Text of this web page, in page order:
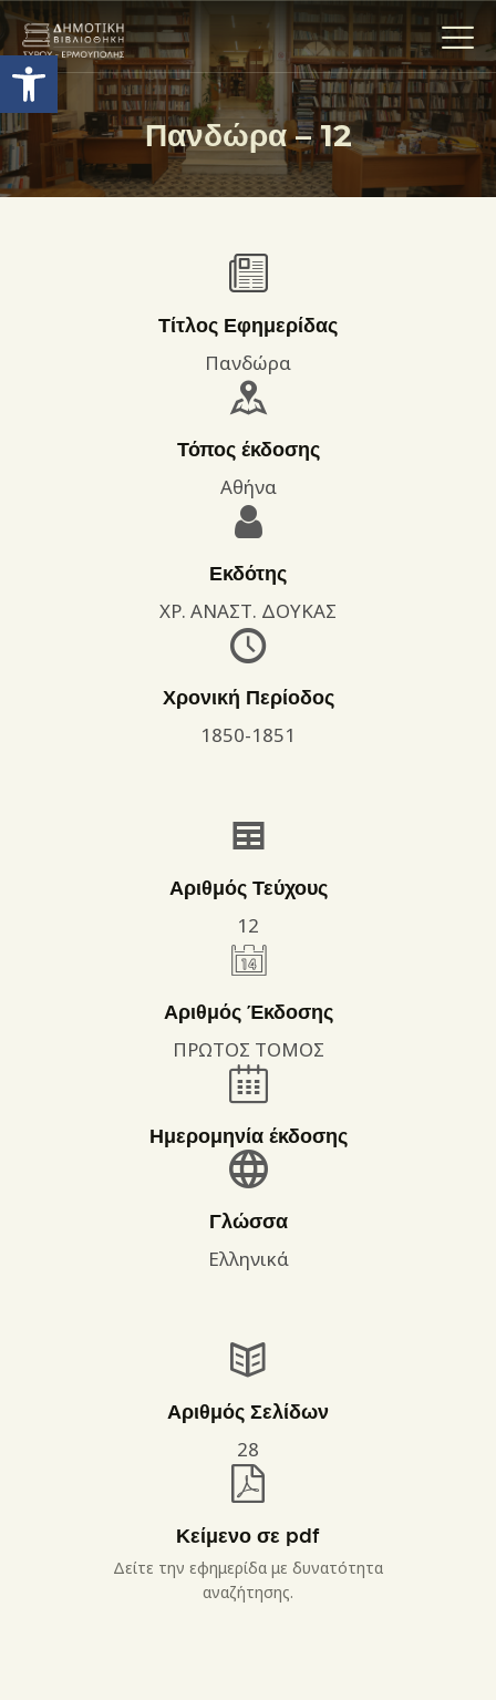
Ανοίξτε τη γραμμή εργαλείων
Πανδώρα – 12
Η ΒΙΒΛΙΟΘΗΚΗ
ΟΙ ΣΥΛΛΟΓΈΣ
ΔΡΑΣΤΗΡΙΟΤΗΤΕΣ
ΕΠΙΚΟΙΝΩΝΊΑ
ΌΡΟΙ ΧΡΉΣΗΣ
Τίτλος Εφημερίδας
Πανδώρα
Τόπος έκδοσης
Αθήνα
Εκδότης
ΧΡ. ΑΝΑΣΤ. ΔΟΥΚΑΣ
Χρονική Περίοδος
1850-1851
Αριθμός Τεύχους
12
Αριθμός Έκδοσης
ΠΡΩΤΟΣ ΤΟΜΟΣ
Ημερομηνία έκδοσης
Γλώσσα
Ελληνικά
Αριθμός Σελίδων
28
Κείμενο σε pdf
Δείτε την εφημερίδα με δυνατότητα
αναζήτησης.